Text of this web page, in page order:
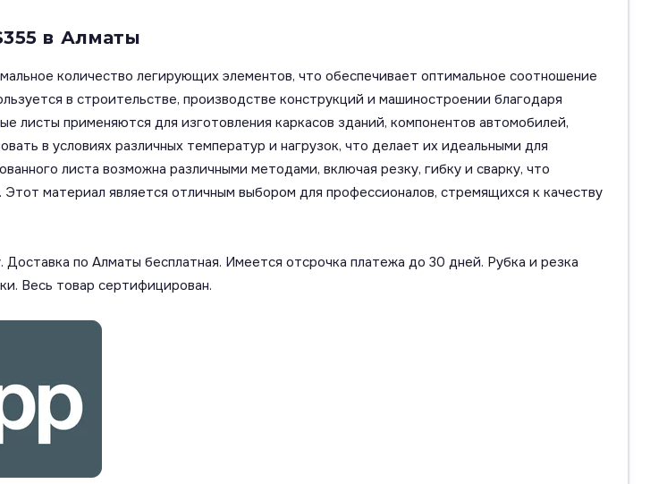
в Алматы
количество легирующих элементов, что обеспечивает оптимальное соотношение
в строительстве, производстве конструкций и машиностроении благодаря
листы применяются для изготовления каркасов зданий, компонентов автомобилей,
в условиях различных температур и нагрузок, что делает их идеальными для
листа возможна различными методами, включая резку, гибку и сварку, что
материал является отличным выбором для профессионалов, стремящихся к качеству
по Алматы бесплатная. Имеется отсрочка платежа до 30 дней. Рубка и резка
Весь товар сертифицирован.